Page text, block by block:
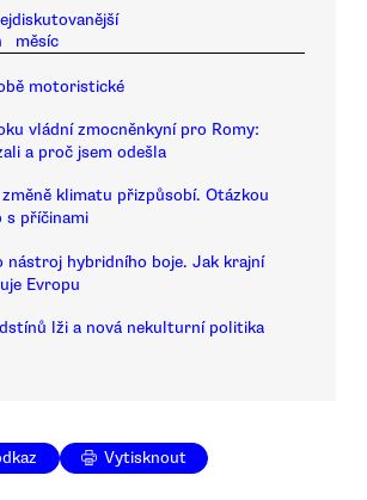
měsíc
motoristické
vládní zmocněnkyní pro Romy:
a proč jsem odešla
změně klimatu přizpůsobí. Otázkou
s příčinami
nástroj hybridního boje. Jak krajní
Evropu
lži a nová nekulturní politika
Vytisknout